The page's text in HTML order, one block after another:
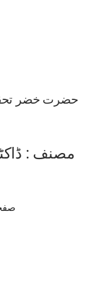
حضرت خضر
مصنف :